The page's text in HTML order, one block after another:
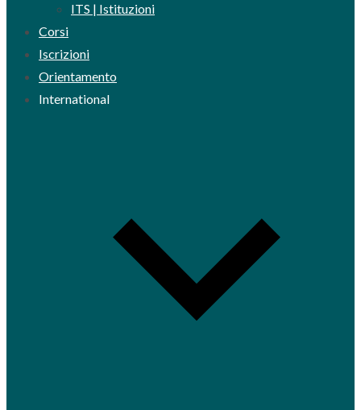
ITS | Istituzioni
Corsi
Iscrizioni
Orientamento
International